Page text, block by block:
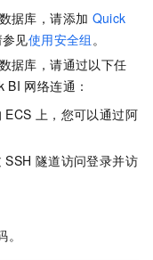
据库，请添加 Quick
见使用安全组 。
据库，请通过以下任
BI 网络连通：
ECS 上，您可以通过阿
SSH 隧道访问登录并访